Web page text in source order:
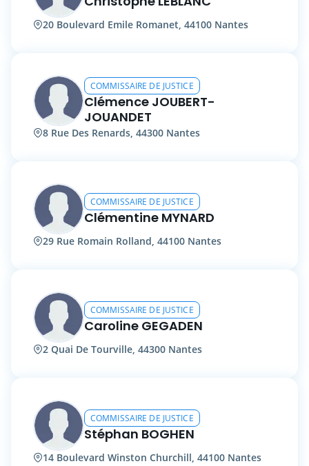
20 Boulevard Emile Romanet, 44100 Nantes
COMMISSAIRE DE JUSTICE
Clémence JOUBERT-
JOUANDET
8 Rue Des Renards, 44300 Nantes
COMMISSAIRE DE JUSTICE
Clémentine MYNARD
29 Rue Romain Rolland, 44100 Nantes
COMMISSAIRE DE JUSTICE
Caroline GEGADEN
2 Quai De Tourville, 44300 Nantes
COMMISSAIRE DE JUSTICE
Stéphan BOGHEN
14 Boulevard Winston Churchill, 44100 Nantes